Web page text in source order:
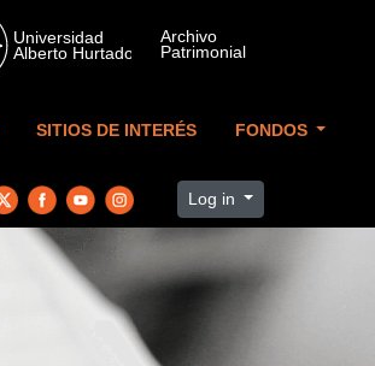
SITIOS DE INTERÉS FONDOS
Log in